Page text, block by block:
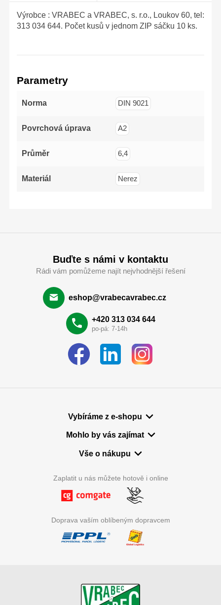
(-)5x100mm,
(-)6x125mm,PH1x100mm,
PH2x125mm,
Výrobce : VRABEC a VRABEC, s. r.o., Loukov 60, tel:
313 034 644. Počet kusů v jednom ZIP sáčku 10 ks.
Parametry
Norma DIN 9021
Povrchová úprava A2
Průměr 6,4
Materiál Nerez
Buďte s námi v kontaktu
Rádi vám pomůžeme najít nejvhodnější řešení
eshop@vrabecavrabec.cz
+420 313 034 644
po-pá: 7-14h
Vybíráme z e-shopu
Mohlo by vás zajímat
Vše o nákupu
Zaplatit u nás můžete hotově i online
Doprava vaším oblíbeným dopravcem